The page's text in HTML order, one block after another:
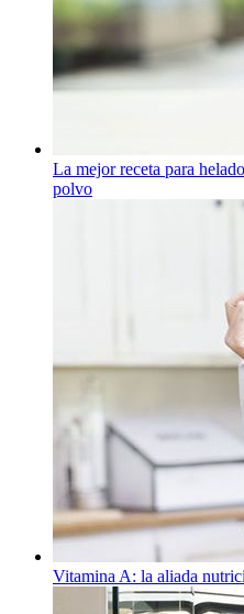
La mejor receta para
polvo
Vitamina A: la aliada